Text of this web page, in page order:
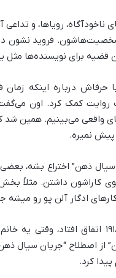
ناخودآگاه، رویاها، و
فروید نشون
قضیه برای نویسنده‌ها مثل
حرفاش درباره اینکه
کمک کرد. اون
واقعی می‌بینیم. همین
نمیره.
سیال ذهن” اختراع بشه،
کاراشون داشتن. مثلاً
کارهای ادگار آلن پو رو
از اصطلاح “جریان سیال
کرد.